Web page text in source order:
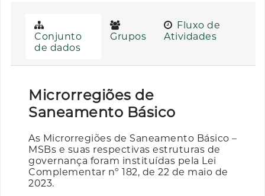
Conjunto
de dados
Grupos
Fluxo de
Atividades
Microrregiões de
Saneamento Básico
As Microrregiões de Saneamento Básico –
MSBs e suas respectivas estruturas de
governança foram instituídas pela Lei
Complementar nº 182, de 22 de maio de
2023.